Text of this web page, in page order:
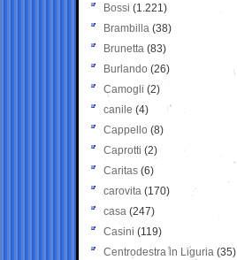
Bossi (1.221)
Brambilla (38)
Brunetta (83)
Burlando (26)
Camogli (2)
canile (4)
Cappello (8)
Caprotti (2)
Caritas (6)
carovita (170)
casa (247)
Casini (119)
Centrodestra in Liguria (35)